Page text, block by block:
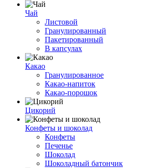
Чай
Листовой
Гранулированный
Пакетированный
В капсулах
Какао
Гранулированное
Какао-напиток
Какао-порошок
Цикорий
Конфеты и шоколад
Конфеты
Печенье
Шоколад
Шоколадный батончик